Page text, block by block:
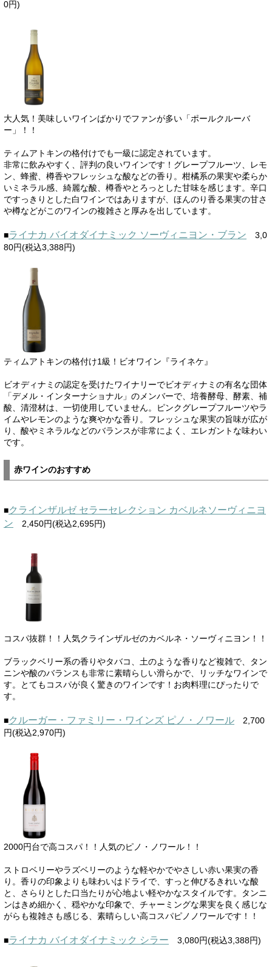
0円)
大人気！美味しいワインばかりでファンが多い「ポールクルーバ
ー」！！
ティムアトキンの格付けでも一級に認定されています。
非常に飲みやすく、評判の良いワインです！グレープフルーツ、レモ
ン、蜂蜜、樽香やフレッシュな酸などの香り。柑橘系の果実や柔らか
いミネラル感、綺麗な酸、樽香やとろっとした甘味を感じます。辛口
ですっきりとした白ワインではありますが、ほんのり香る果実の甘さ
や樽などがこのワインの複雑さと厚みを出しています。
■ライナカ バイオダイナミック ソーヴィニヨン・ブラン 3,0
80円(税込3,388円)
ティムアトキンの格付け1級！ビオワイン『ライネケ』
ビオディナミの認定を受けたワイナリーでビオディナミの有名な団体
「デメル・インターナショナル」のメンバーで、培養酵母、酵素、補
酸、清澄材は、一切使用していません。ピンクグレープフルーツやラ
イムやレモンのような爽やかな香り。フレッシュな果実の旨味が広が
り、酸やミネラルなどのバランスが非常によく、エレガントな味わい
です。
赤ワインのおすすめ
■クラインザルゼ セラーセレクション カベルネソーヴィニヨ
ン 2,450円(税込2,695円)
コスパ抜群！！人気クラインザルゼのカベルネ・ソーヴィニヨン！！
ブラックベリー系の香りやタバコ、土のような香りなど複雑で、タン
ニンや酸のバランスも非常に素晴らしい滑らかで、リッチなワインで
す。とてもコスパが良く驚きのワインです！お肉料理にぴったりで
す。
■クルーガー・ファミリー・ワインズ ピノ・ノワール 2,700
円(税込2,970円)
2000円台で高コスパ！！人気のピノ・ノワール！！
ストロベリーやラズベリーのような軽やかでやさしい赤い果実の香
り。香りの印象よりも味わいはドライで、すっと伸びるきれいな酸
と、さらりとした口当たりが心地よい軽やかなスタイルです。タンニ
ンはきめ細かく、穏やかな印象で、チャーミングな果実を良く感じな
がらも複雑さも感じる、素晴らしい高コスパピノノワールです！！
■ライナカ バイオダイナミック シラー 3,080円(税込3,388円)